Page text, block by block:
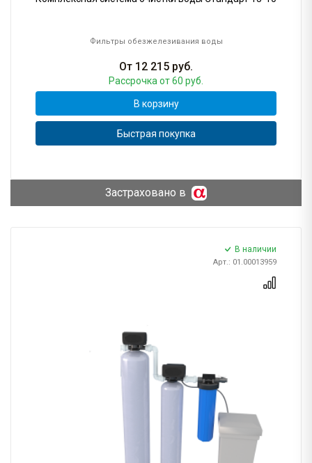
Фильтры обезжелезивания воды
От 12 215 руб.
Рассрочка от 60 руб.
В корзину
Быстрая покупка
Застраховано в
В наличии
Арт.: 01.00013959